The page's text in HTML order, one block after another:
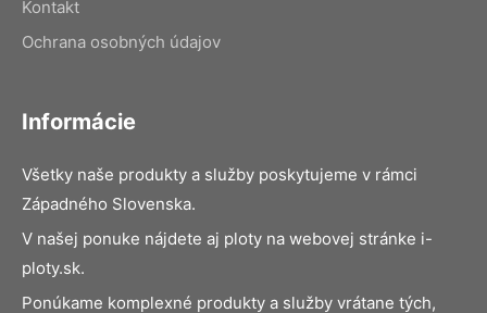
Kontakt
Ochrana osobných údajov
Informácie
Všetky naše produkty a služby poskytujeme v rámci
Západného Slovenska.
V našej ponuke nájdete aj ploty na webovej stránke i-
ploty.sk.
Ponúkame komplexné produkty a služby vrátane tých,